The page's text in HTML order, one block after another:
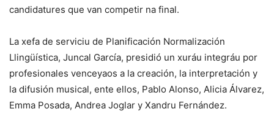
candidatures que van competir na final.
La xefa de serviciu de Planificación Normalización
Llingüística, Juncal García, presidió un xuráu integráu por
profesionales venceyaos a la creación, la interpretación y
la difusión musical, ente ellos, Pablo Alonso, Alicia Álvarez,
Emma Posada, Andrea Joglar y Xandru Fernández.